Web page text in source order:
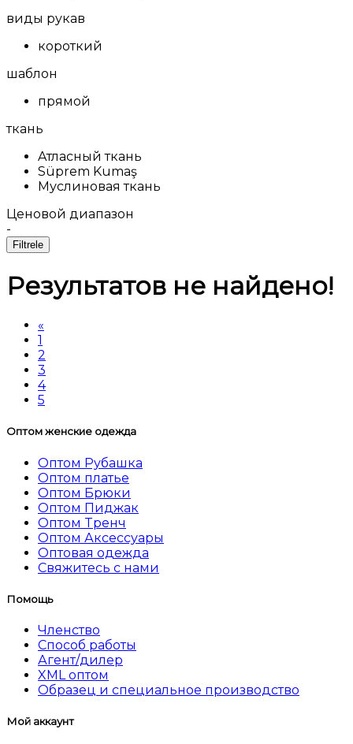
виды рукав
короткий
шаблон
прямой
ткань
Aтласный ткань
Süprem Kumaş
Муслиновая ткань
Ценовой диапазон
-
Filtrele
Результатов не найдено!
«
1
2
3
4
5
Оптом женские одежда
Оптом Рубашка
Оптом платье
Оптом Брюки
Оптом Пиджак
Оптом Tренч
Оптом Аксессуары
Оптовая одежда
Свяжитесь с нами
Помощь
Членство
Способ работы
Агент/дилер
XML оптом
Образец и специальное производство
Мой аккаунт